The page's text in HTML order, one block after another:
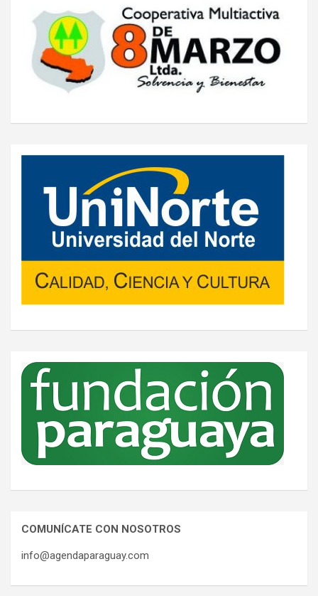
COMUNÍCATE CON NOSOTROS
info@agendaparaguay.com